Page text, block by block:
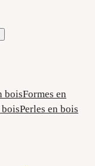
boisFormes en
Perles en bois